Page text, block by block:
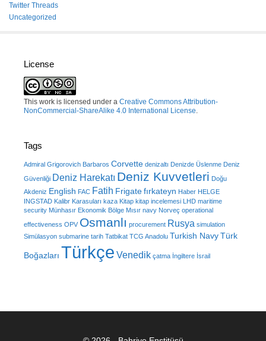
Twitter Threads
Uncategorized
License
This work is licensed under a Creative Commons Attribution-
NonCommercial-ShareAlike 4.0 International License
Tags
Admiral Grigorovich Barbaros Corvette denizaltı Denizde Üslenme Deniz
Güvenliği Deniz Harekatı Deniz Kuvvetleri Doğu
Akdeniz English FAC Fatih Frigatefırkateyn Haber HELGE
INGSTAD Kalibr Karasuları kaza Kitap kitap incelemesi LHD maritime
security Münhasır Ekonomik Bölge Mısır navy Norveç operational
effectiveness OPV Osmanlı procurement Rusya simulation
Simülasyon submarine tarih Tatbikat TCG Anadolu Turkish NavyTürk
Boğazları Türkçe Venedik çatma İngiltere İsrail